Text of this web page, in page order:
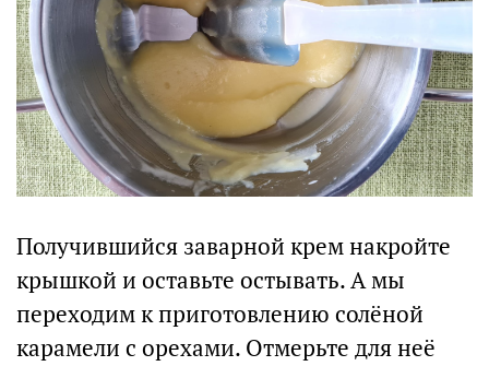
Получившийся заварной крем накройте
крышкой и оставьте остывать. А мы
переходим к приготовлению солёной
карамели с орехами. Отмерьте для неё